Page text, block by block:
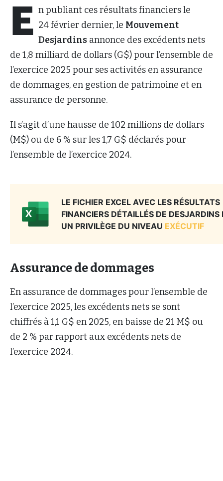
E n publiant ces résultats financiers le
24 février dernier, le Mouvement
Desjardins annonce des excédents nets
de 1,8 milliard de dollars (G$) pour l’ensemble de
l’exercice 2025 pour ses activités en assurance
de dommages, en gestion de patrimoine et en
assurance de personne.
Il s’agit d’une hausse de 102 millions de dollars
(M$) ou de 6 % sur les 1,7 G$ déclarés pour
l’ensemble de l’exercice 2024.
Assurance de dommages
En assurance de dommages pour l’ensemble de
l’exercice 2025, les excédents nets se sont
chiffrés à 1,1 G$ en 2025, en baisse de 21 M$ ou
de 2 % par rapport aux excédents nets de
l’exercice 2024.